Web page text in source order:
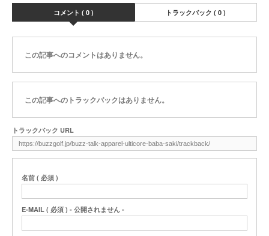
コメント ( 0 ) トラックバック ( 0 )
この記事へのコメントはありません。
この記事へのトラックバックはありません。
トラックバック URL
名前 ( 必須 )
E-MAIL ( 必須 ) - 公開されません -